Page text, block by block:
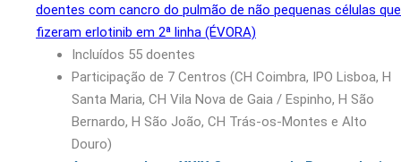
doentes com cancro do pulmão de não pequenas células que
fizeram erlotinib em 2ª linha (ÉVORA)
Incluídos 55 doentes
Participação de 7 Centros (CH Coimbra, IPO Lisboa, H
Santa Maria, CH Vila Nova de Gaia / Espinho, H São
Bernardo, H São João, CH Trás-os-Montes e Alto
Douro)